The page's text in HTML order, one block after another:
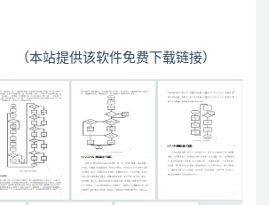
（本站提供该软件免费下载链接）